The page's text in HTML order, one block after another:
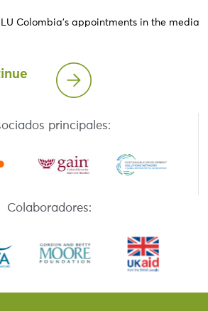
Colombia’s appointments in the media
principales:
Colaboradores: